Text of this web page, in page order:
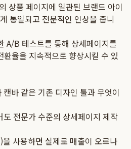
상품 페이지에 일관된 브랜드 아이
통일되고 전문적인 인상을 줍니
A/B 테스트를 통해 상세페이지를
율을 지속적으로 향상시킬 수 있
바 같은 기존 디자인 툴과 무엇이
전문가 수준의 상세페이지 제작
사용하면 실제로 매출이 오르나